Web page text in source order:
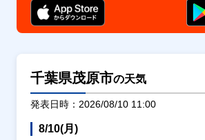
千葉県茂原市の天気
発表日時：2026/08/10 11:00
8/10(月)